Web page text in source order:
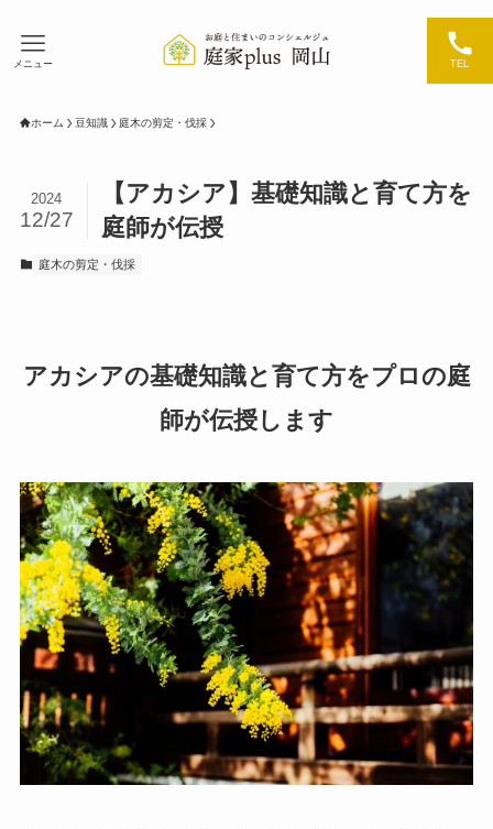
TEL
メニュー
ホーム 豆知識 庭木の剪定・伐採
【アカシア】基礎知識と育て方を
庭師が伝授
2024
12/27
庭木の剪定・伐採
アカシアの基礎知識と育て方をプロの庭
師が伝授します